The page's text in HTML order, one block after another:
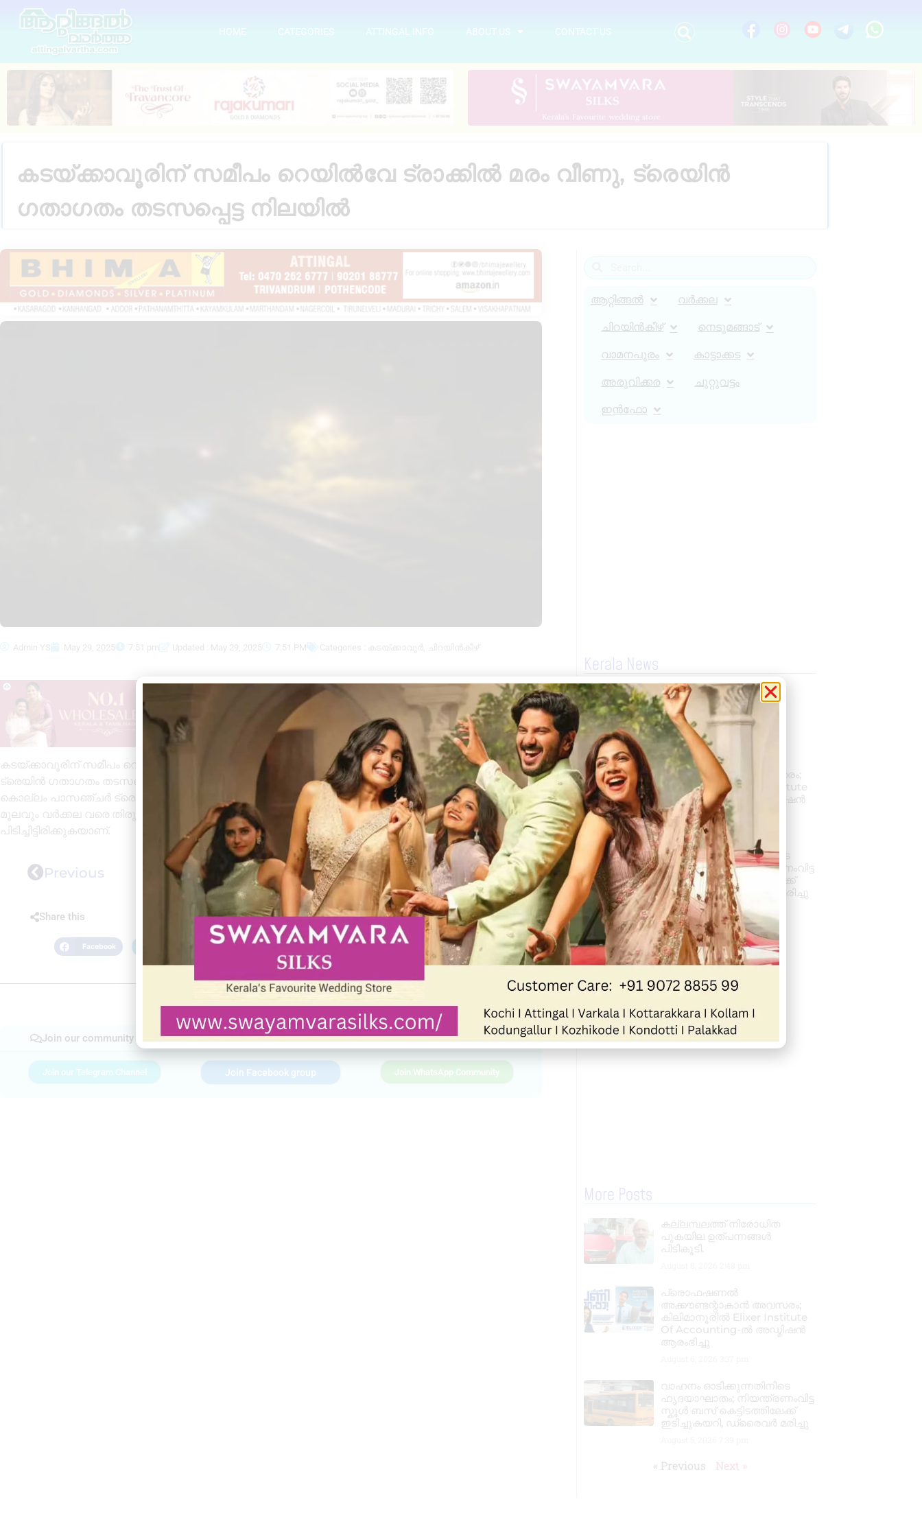
HOME CATEGORIES ATTINGAL INFO ABOUT US CONTACT US
കടയ്ക്കാവൂരിന് സമീപം റെയില്‍വേ ട്രാക്കില്‍ മരം വീണു, ട്രെയിന്‍
ഗതാഗതം തടസപ്പെട്ട നിലയിൽ
Admin YS May 29, 2025 7:51 pm Updated : May 29, 2025 7:51 PM Categories : കടയ്ക്കാവൂർ ചിറയിൻകീഴ്
കടയ്ക്കാവൂരിന് സമീപം റെയില്‍വേ ട്രാക്കില്‍ മരം വീണതിനെ തുടര്‍ന്ന് തിരുവനന്തപുരം-കൊല്ലം റൂട്ടില്‍
ട്രെയിന്‍ ഗതാഗതം തടസപ്പെട്ടു. ഇന്റര്‍സിറ്റി, കന്യാകുമാരി-പുനലൂര്‍, വഞ്ചിനാട്, തിരുവനന്തപുരം –
കൊല്ലം പാസഞ്ചര്‍ ട്രെയിനുകള്‍ വിവിധ സ്റ്റേഷനുകളില്‍ പിടിച്ചിട്ടു. കൂടാതെ വൈദ്യുതി തകരാറ്
മൂലവും വര്‍ക്കല വരെ തിരുവനന്തപുരത്തു നിന്നും ഉള്ള വണ്ടികള്‍ വിവിധ സ്റ്റേഷനുകളില്‍
പിടിച്ചിട്ടിരിക്കുകയാണ്.
Previous Next
Share this
Facebook LinkedIn Telegram WhatsApp Print
Join our community
Join our Telegram Channel Join Facebook group Join WhatsApp Community
ആറ്റിങ്ങൽ വർക്കല
ചിറയിൻകീഴ് നെടുമങ്ങാട്
വാമനപുരം കാട്ടാക്കട
അരുവിക്കര ചുറ്റുവട്ടം
ഇൻഫോ
Kerala News
കല്ലമ്പലത്ത് നിരോധിത
പുകയില ഉത്പന്നങ്ങൾ
പിടികൂടി.
August 8, 2026
പ്രൊഫഷണൽ
അക്കൗണ്ടന്റാകാൻ അവസരം;
കിലിമാനൂരിൽ Elixer Institute
Of Accounting-ൽ അഡ്മിഷൻ
ആരംഭിച്ചു
August 6, 20263:37 pm
വാഹനം ഓടിക്കുന്നതിനിടെ
ഹൃദയാഘാതം; നിയന്ത്രണംവിട്ട
സ്കൂൾ ബസ് കെട്ടിടത്തിലേക്ക്
ഇടിച്ചുകയറി, ഡ്രൈവർ മരിച്ചു
August 5, 2026 7:39 pm
« Previous Next »
More Posts
കല്ലമ്പലത്ത് നിരോധിത
പുകയില ഉത്പന്നങ്ങൾ
പിടികൂടി.
പ്രൊഫഷണൽ
അക്കൗണ്ടന്റാകാൻ അവസരം;
കിലിമാനൂരിൽ Elixer Institute
Of Accounting-ൽ അഡ്മിഷൻ
ആരംഭിച്ചു
വാഹനം ഓടിക്കുന്നതിനിടെ
ഹൃദയാഘാതം; നിയന്ത്രണംവിട്ട
സ്കൂൾ ബസ് കെട്ടിടത്തിലേക്ക്
ഇടിച്ചുകയറി, ഡ്രൈവർ മരിച്ചു
« Previous Next »